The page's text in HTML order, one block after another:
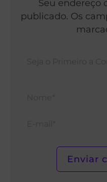
Seu endereço
publicado. Os